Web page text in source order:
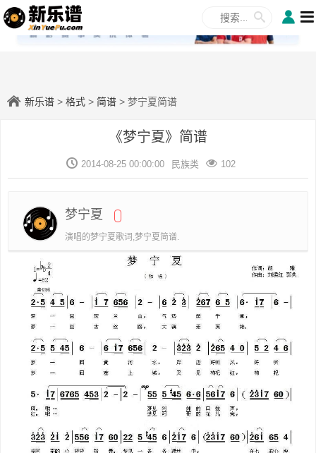
✕
新乐谱 > 格式 > 简谱 > 梦宁夏简谱
《梦宁夏》简谱
2014-08-25 00:00:00 民族类 102
梦宁夏
演唱的梦宁夏歌词,梦宁夏简谱.